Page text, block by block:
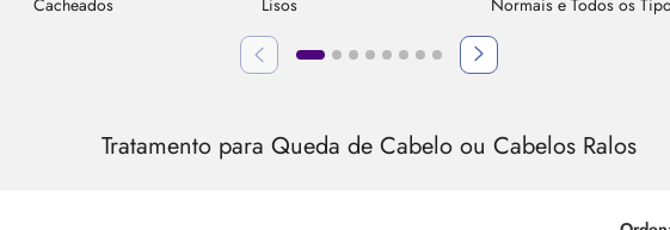
Tratamento para Queda de Cabelo ou Cabelos Ralos